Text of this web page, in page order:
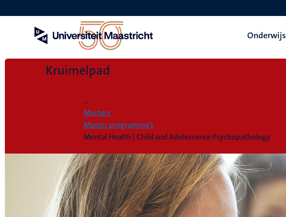
en
Onderwijs
Kruimelpad
...
Masters
Master programma's
Mental Health | Child and Adolescence Psychopathology